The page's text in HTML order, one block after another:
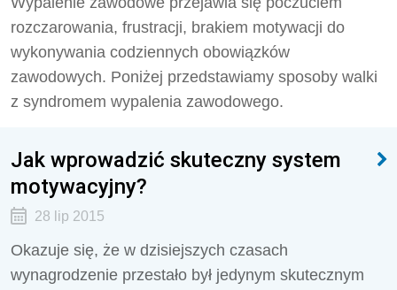
rozczarowania, frustracji, brakiem motywacji do
wykonywania codziennych obowiązków
zawodowych. Poniżej przedstawiamy sposoby walki
z syndromem wypalenia zawodowego.
Jak wprowadzić skuteczny system
motywacyjny?
28 lip 2015
Okazuje się, że w dzisiejszych czasach
wynagrodzenie przestało był jedynym skutecznym